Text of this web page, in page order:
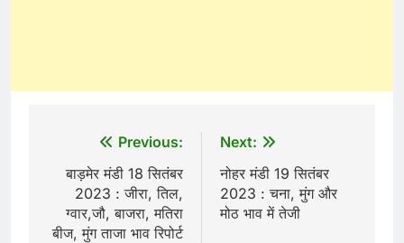
navigation
Previous:
बाड़मेर मंडी 18 सितंबर
2023 : जीरा, तिल,
ग्वार,जौ, बाजरा, मतिरा
बीज, मुंग ताजा भाव रिपोर्ट
Next:
नोहर मंडी 19 सितंबर
2023 : चना, मुंग और
मोठ भाव में तेजी